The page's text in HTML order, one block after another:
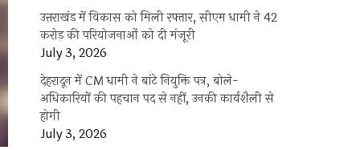
उत्तराखंड में विकास को मिली रफ्तार, सीएम धामी ने 42
करोड़ की परियोजनाओं को दी मंजूरी
July 3, 2026
देहरादून में CM धामी ने बांटे नियुक्ति पत्र, बोले-
अधिकारियों की पहचान पद से नहीं, उनकी कार्यशैली से
होगी
July 3, 2026